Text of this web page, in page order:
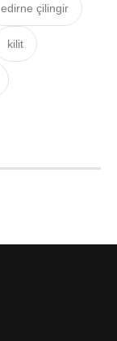
edirne çilingir
kilit